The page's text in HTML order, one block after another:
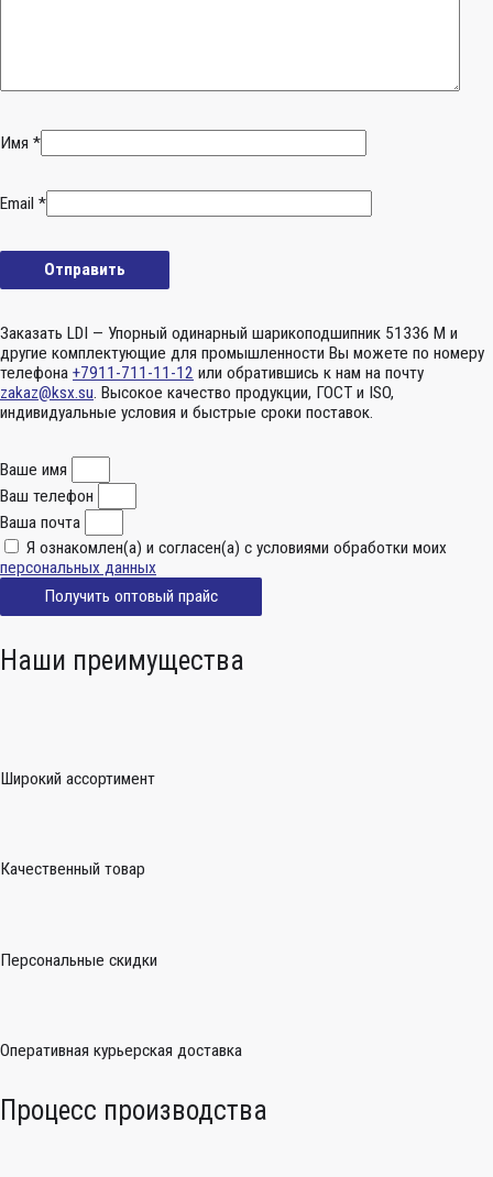
Имя *
Email *
Заказать LDI — Упорный одинарный шарикоподшипник 51336 M и
другие комплектующие для промышленности Вы можете по номеру
телефона +7911-711-11-12 или обратившись к нам на почту
zakaz@ksx.su. Высокое качество продукции, ГОСТ и ISO,
индивидуальные условия и быстрые сроки поставок.
Ваше имя
Ваш телефон
Ваша почта
Я ознакомлен(а) и согласен(а) с условиями обработки моих
персональных данных
Получить оптовый прайс
Наши преимущества
Широкий ассортимент
Качественный товар
Персональные скидки
Оперативная курьерская доставка
Процесс производства